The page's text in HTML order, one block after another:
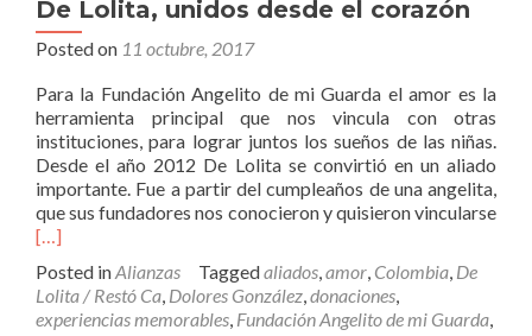
De Lolita, unidos desde el corazón
Posted on 11 octubre, 2017
Para la Fundación Angelito de mi Guarda el amor es la
herramienta principal que nos vincula con otras
instituciones, para lograr juntos los sueños de las niñas.
Desde el año 2012 De Lolita se convirtió en un aliado
importante. Fue a partir del cumpleaños de una angelita,
que sus fundadores nos conocieron y quisieron vincularse
Read
about
De
Lolita,
[…]
Posted inAlianzas Taggedaliados amor Colombia De
Lolita / Restó Ca Dolores González donaciones
experiencias memorables Fundación Angelito de mi Guarda